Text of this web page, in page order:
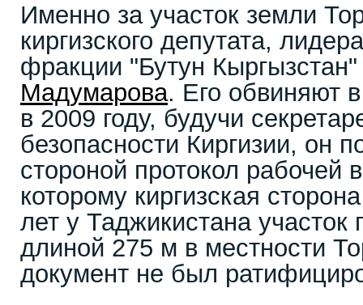
Именно за участок земли
киргизского депутата,
фракции "Бутун
Мадумарова. Его обвиняют
в 2009 году, будучи
безопасности Киргизии, он
стороной протокол рабочей
которому киргизская
лет у Таджикистана
длиной 275 м в местности
документ не был